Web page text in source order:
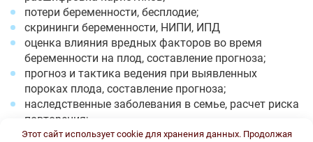
потери беременности, бесплодие;
скрининги беременности, НИПИ, ИПД
оценка влияния вредных факторов во время
беременности на плод, составление прогноза;
прогноз и тактика ведения при выявленных
пороках плода, составление прогноза;
наследственные заболевания в семье, расчет риска
повторения;
расшифровка ПГТ эмбрионов;
Этот сайт использует cookie для хранения данных. Продолжая